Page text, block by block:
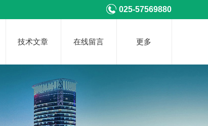
025-57569880
技术文章 在线留言 更多